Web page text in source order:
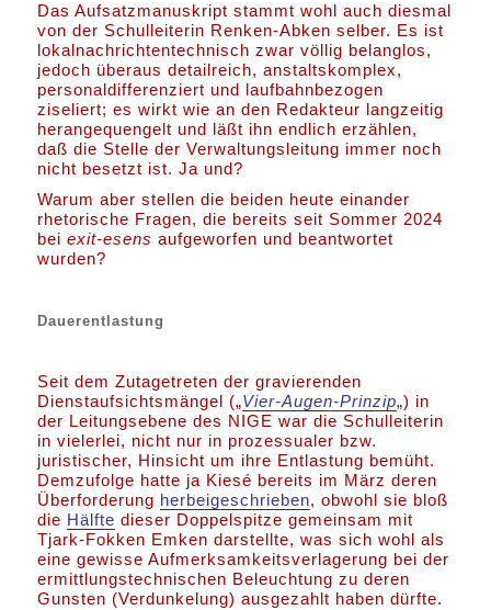
Das Aufsatzmanuskript stammt wohl auch diesmal
von der Schulleiterin Renken-Abken selber. Es ist
lokalnachrichtentechnisch zwar völlig belanglos,
jedoch überaus detailreich, anstaltskomplex,
personaldifferenziert und laufbahnbezogen
ziseliert; es wirkt wie an den Redakteur langzeitig
herangequengelt und läßt ihn endlich erzählen,
daß die Stelle der Verwaltungsleitung immer noch
nicht besetzt ist. Ja und?
Warum aber stellen die beiden heute einander
rhetorische Fragen, die bereits seit Sommer 2024
beiexit-esens aufgeworfen und beantwortet
wurden?
Dauerentlastung
Seit dem Zutagetreten der gravierenden
Dienstaufsichtsmängel („Vier-Augen-Prinzip„) in
der Leitungsebene des NIGE war die Schulleiterin
in vielerlei, nicht nur in prozessualer bzw.
juristischer, Hinsicht um ihre Entlastung bemüht.
Demzufolge hatte ja Kiesé bereits im März deren
Überforderung herbeigeschrieben, obwohl sie bloß
die Hälfte dieser Doppelspitze gemeinsam mit
Tjark-Fokken Emken darstellte, was sich wohl als
eine gewisse Aufmerksamkeitsverlagerung bei der
ermittlungstechnischen Beleuchtung zu deren
Gunsten (Verdunkelung) ausgezahlt haben dürfte.